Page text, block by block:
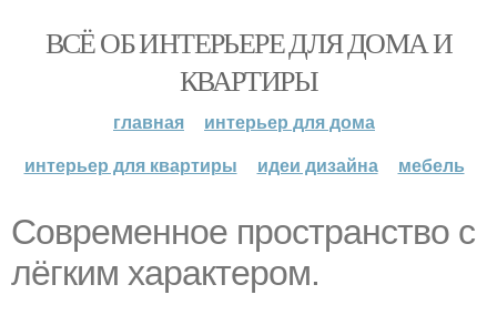
ВСЁ ОБ ИНТЕРЬЕРЕ ДЛЯ ДОМА И
КВАРТИРЫ
главная
интерьер для дома
интерьер для квартиры
идеи дизайна мебель
Современное пространство с
лёгким характером.